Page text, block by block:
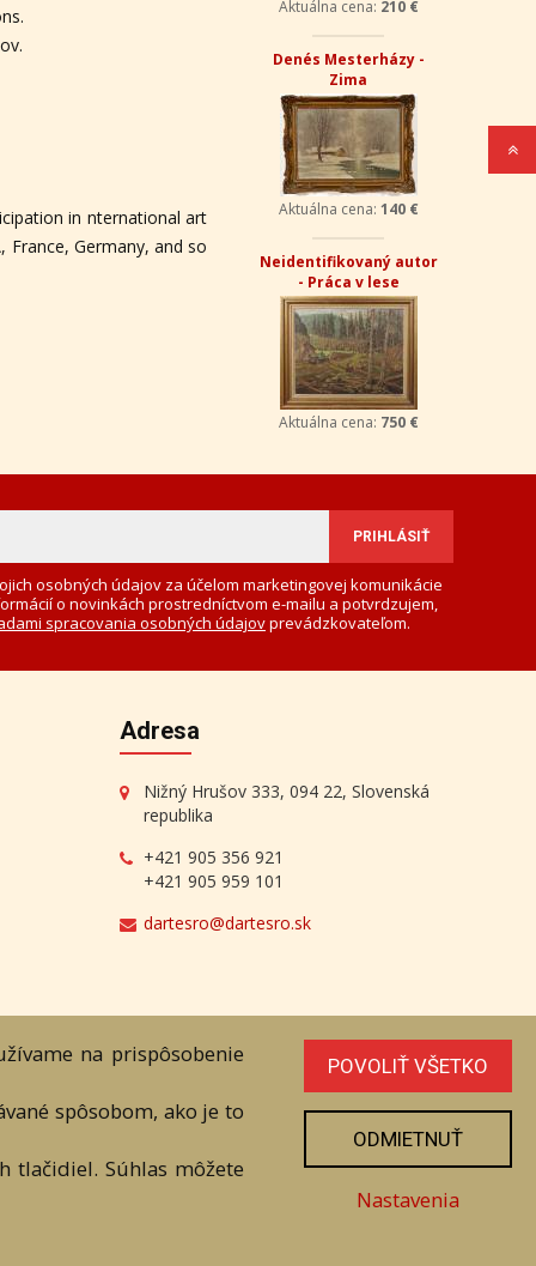
in nternational art
France, Germany, and so
Aktuálna cena:430 €
Kostolíky
osobných údajov za účelom marketingovej komunikácie
o novinkách prostredníctvom e-mailu a potvrdzujem,
Adresa
Nižný Hrušov 333, 094 22, Slovenská
+421 905 356 921
Aukcia
Všetky práva sú vyhradené.
na prispôsobenie
spôsobom, ako je to
tlačidiel. Súhlas môžete
POVOLIŤ VŠETKO
ODMIETNUŤ
Nastavenia